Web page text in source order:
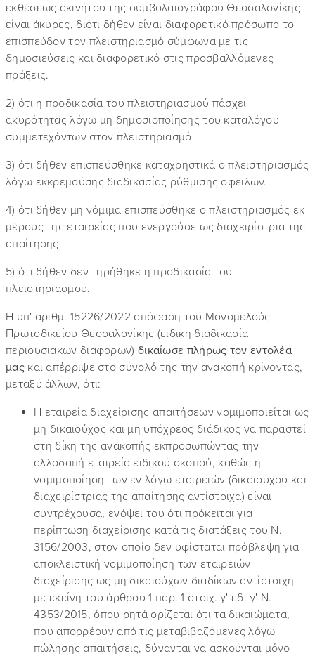
εκθέσεως ακινήτου της συμβολαιογράφου Θεσσαλονίκης
είναι άκυρες, διότι δήθεν είναι διαφορετικό πρόσωπο το
επισπεύδον τον πλειστηριασμό σύμφωνα με τις
δημοσιεύσεις και διαφορετικό στις προσβαλλόμενες
πράξεις.
2) ότι η προδικασία του πλειστηριασμού πάσχει
ακυρότητας λόγω μη δημοσιοποίησης του καταλόγου
συμμετεχόντων στον πλειστηριασμό.
3) ότι δήθεν επισπεύσθηκε καταχρηστικά ο πλειστηριασμός
λόγω εκκρεμούσης διαδικασίας ρύθμισης οφειλών.
4) ότι δήθεν μη νόμιμα επισπεύσθηκε ο πλειστηριασμός εκ
μέρους της εταιρείας που ενεργούσε ως διαχειρίστρια της
απαίτησης.
5) ότι δήθεν δεν τηρήθηκε η προδικασία του
πλειστηριασμού.
Η υπ' αριθμ. 15226/2022 απόφαση του Μονομελούς
Πρωτοδικείου Θεσσαλονίκης (ειδική διαδικασία
περιουσιακών διαφορών) δικαίωσε πλήρως τον εντολέα
μαςκαι απέρριψε στο σύνολό της την ανακοπή κρίνοντας,
μεταξύ άλλων, ότι:
Η εταιρεία διαχείρισης απαιτήσεων νομιμοποιείται ως
μη δικαιούχος και μη υπόχρεος διάδικος να παραστεί
στη δίκη της ανακοπής εκπροσωπώντας την
αλλοδαπή εταιρεία ειδικού σκοπού, καθώς η
νομιμοποίηση των εν λόγω εταιρειών (δικαιούχου και
διαχειρίστριας της απαίτησης αντίστοιχα) είναι
συντρέχουσα, ενόψει του ότι πρόκειται για
περίπτωση διαχείρισης κατά τις διατάξεις του Ν.
3156/2003, στον οποίο δεν υφίσταται πρόβλεψη για
αποκλειστική νομιμοποίηση των εταιρειών
διαχείρισης ως μη δικαιούχων διαδίκων αντίστοιχη
με εκείνη του άρθρου 1 παρ. 1 στοιχ. γ' εδ. γ' Ν.
4353/2015, όπου ρητά ορίζεται ότι τα δικαιώματα,
που απορρέουν από τις μεταβιβαζόμενες λόγω
πώλησης απαιτήσεις, δύνανται να ασκούνται μόνο